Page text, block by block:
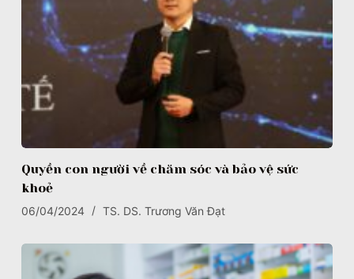
Quyền con người về chăm sóc và bảo vệ sức
khoẻ
06/04/2024 TS. DS. Trương Văn Đạt